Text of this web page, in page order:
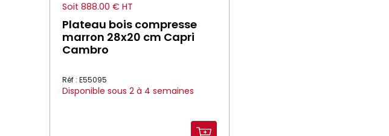
Soit 888.00 € HT
Plateau bois compresse
marron 28x20 cm Capri
Cambro
Réf : E55095
Disponible sous 2 à 4 semaines